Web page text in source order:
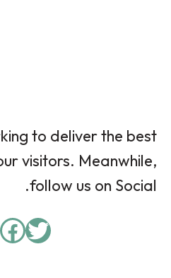
to deliver the best
visitors. Meanwhile,
follow us on Social.